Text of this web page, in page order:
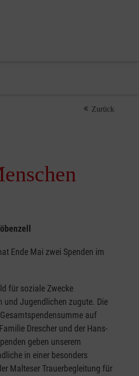
Zurück
Ende Mai zwei Spenden im
für soziale Zwecke
und Jugendlichen zugute. Die
auf
Drescher und der Hans-
geben unserem
in einer besonders
Malteser Trauerbegleitung für